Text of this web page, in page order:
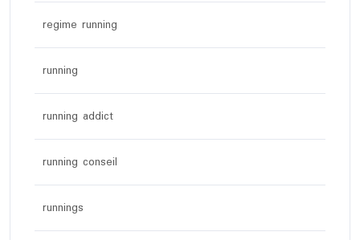
regime running
running
running addict
running conseil
runnings